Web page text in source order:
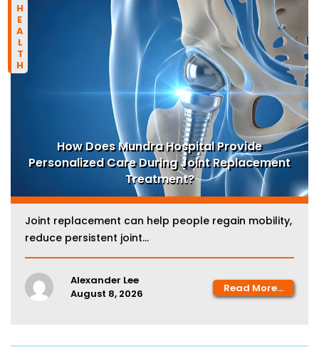
How Does Mundra Hospital Provide
Personalized Care During Joint Replacement
Treatment?
Joint replacement can help people regain mobility,
reduce persistent joint...
Alexander Lee
August 8, 2026
Read More...
Contact Us